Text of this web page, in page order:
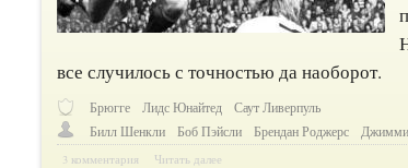
все случилось с точностью да наоборот.
Брюгге Лидс Юнайтед
Саут Ливерпуль
Билл Шенкли
Боб Пэйсли Брендан Роджерс
3 комментария Читать далее